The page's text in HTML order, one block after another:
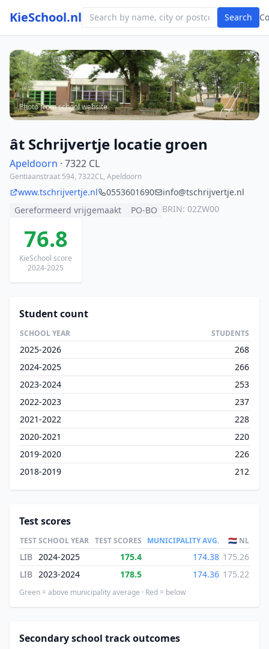
KieSchool.nl Search
Photo from school website
ât Schrijvertje locatie groen
Apeldoorn · 7322 CL
Gentiaanstraat 594, 7322CL, Apeldoorn
www.tschrijvertje.nl 0553601690
info@tschrijvertje.nl
Gereformeerd vrijgemaakt
PO-BO BRIN: 02ZW00
76.8
KieSchool score
2024-2025
Student count
SCHOOL YEAR STUDENTS
2025-2026
268
2024-2025
266
2023-2024
253
2022-2023
237
2021-2022
228
2020-2021
220
2019-2020
226
2018-2019
212
Test scores
TESTSCHOOL YEAR TEST SCORES MUNICIPALITY AVG. 🇳🇱 NL
LIB 2024-2025 175.4 174.38 175.26
LIB 2023-2024 178.5 174.36 175.22
Green = above municipality average · Red = below
Secondary school track outcomes